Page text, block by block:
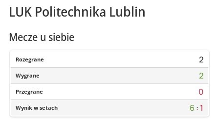
LUK Politechnika Lublin
Mecze u siebie
Rozegrane 2
Wygrane 2
Przegrane 0
Wynik w setach 6: 1